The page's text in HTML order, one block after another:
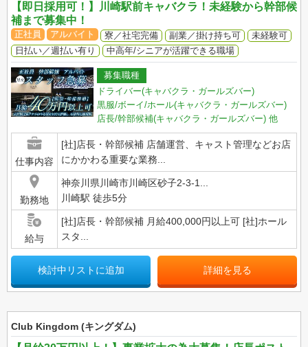
【即日採用可！】川崎駅前キャバクラ！未経験から幹部候
補まで募集中！
正社員 アルバイト 寮／社宅完備 副業／掛け持ち可
未経験可
日払い／週払い有り
中高年/シニアが活躍できる職場
募集職種
ドライバー(キャバクラ・ガールズバー)
黒服/ボーイ/ホール(キャバクラ・ガールズバー)
店長/幹部候補(キャバクラ・ガールズバー) 他
仕事内容
[社]店長・幹部候補 店舗運営、キャスト管理などお店
にかかわる重要な業務...
勤務地
神奈川県川崎市川崎区砂子2-3-1...
川崎駅 徒歩5分
給与
[社]店長・幹部候補 月給400,000円以上可 [社]ホール
スタ...
検討中リストに追加 詳細を見る
Club Kingdom (キングダム)